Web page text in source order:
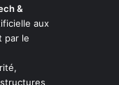
&
aux
par le